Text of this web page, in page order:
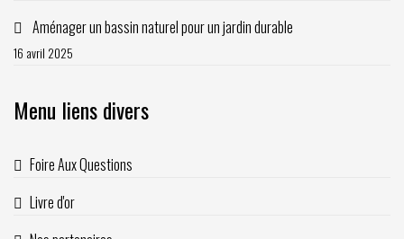
Aménager un bassin naturel pour un jardin durable
16 avril 2025
Menu liens divers
Foire Aux Questions
Livre d'or